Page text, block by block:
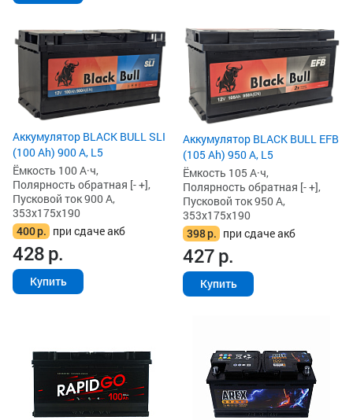
Аккумулятор BLACK BULL SLI
(100 Ah) 900 А, L5
Ёмкость 100 А·ч,
Полярность обратная [- +],
Пусковой ток 900 А,
353x175x190
400р. при сдаче акб
428р.
Купить
Аккумулятор BLACK BULL EFB
(105 Ah) 950 А, L5
Ёмкость 105 А·ч,
Полярность обратная [- +],
Пусковой ток 950 А,
353x175x190
398р. при сдаче акб
427р.
Купить